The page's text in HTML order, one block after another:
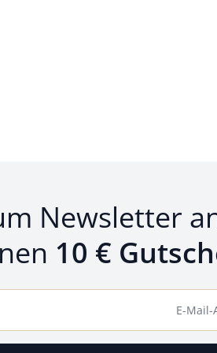
Newsletter
10 €
E-Mail-